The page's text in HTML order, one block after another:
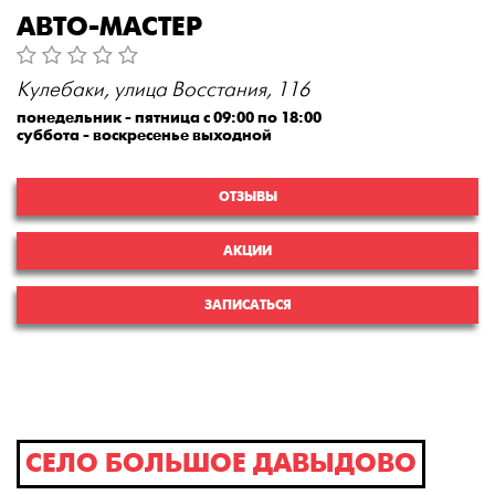
АВТО-МАСТЕР
Кулебаки, улица Восстания, 116
понедельник - пятница с 09:00 по 18:00
суббота - воскресенье выходной
ОТЗЫВЫ
АКЦИИ
ЗАПИСАТЬСЯ
СЕЛО БОЛЬШОЕ ДАВЫДОВО